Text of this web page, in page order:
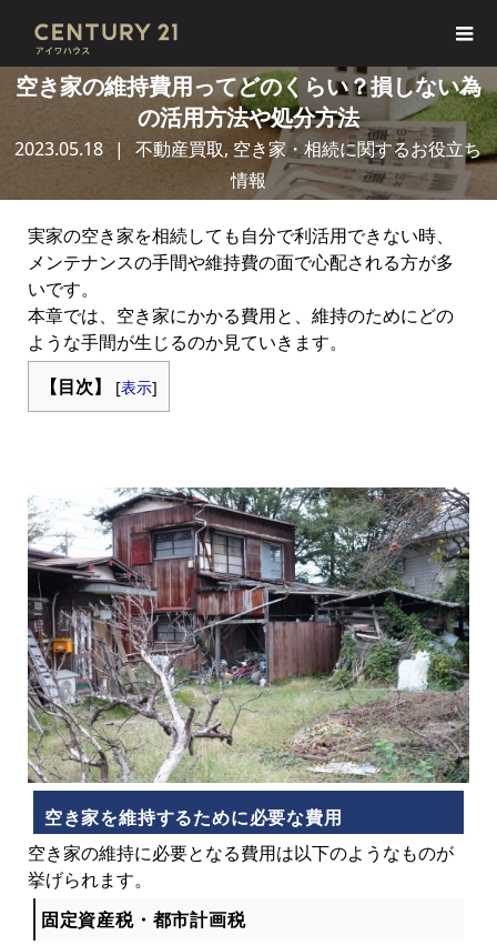
空き家の維持費用ってどのくらい？損しない為
の活用方法や処分方法
2023.05.18 不動産買取, 空き家・相続に関するお役立ち
情報
実家の空き家を相続しても自分で利活用できない時、
メンテナンスの手間や維持費の面で心配される方が多
いです。
本章では、空き家にかかる費用と、維持のためにどの
ような手間が生じるのか見ていきます。
【目次】
[表示]
空き家を維持するために必要な費用
空き家の維持に必要となる費用は以下のようなものが
挙げられます。
固定資産税・都市計画税